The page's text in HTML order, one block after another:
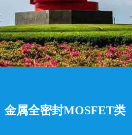
金属全密封MOSFET类